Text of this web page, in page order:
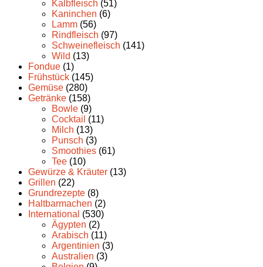
Kalbfleisch (51)
Kaninchen (6)
Lamm (56)
Rindfleisch (97)
Schweinefleisch (141)
Wild (13)
Fondue (1)
Frühstück (145)
Gemüse (280)
Getränke (158)
Bowle (9)
Cocktail (11)
Milch (13)
Punsch (3)
Smoothies (61)
Tee (10)
Gewürze & Kräuter (13)
Grillen (22)
Grundrezepte (8)
Haltbarmachen (2)
International (530)
Ägypten (2)
Arabisch (11)
Argentinien (3)
Australien (3)